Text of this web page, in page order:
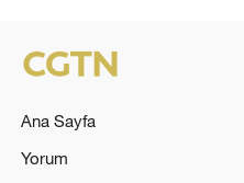
Ana Sayfa
Yorum